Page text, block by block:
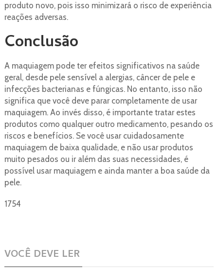
produto novo, pois isso minimizará o risco de experiência
reações adversas.
Conclusão
A maquiagem pode ter efeitos significativos na saúde
geral, desde pele sensível a alergias, câncer de pele e
infecções bacterianas e fúngicas. No entanto, isso não
significa que você deve parar completamente de usar
maquiagem. Ao invés disso, é importante tratar estes
produtos como qualquer outro medicamento, pesando os
riscos e benefícios. Se você usar cuidadosamente
maquiagem de baixa qualidade, e não usar produtos
muito pesados ​​ou ir além das suas necessidades, é
possível usar maquiagem e ainda manter a boa saúde da
pele.
1754
VOCÊ DEVE LER